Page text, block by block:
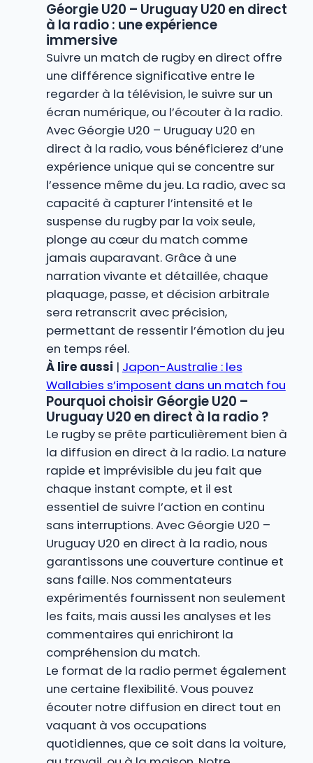
Géorgie U20 – Uruguay U20 en direct
à la radio : une expérience
immersive
Suivre un match de rugby en direct offre
une différence significative entre le
regarder à la télévision, le suivre sur un
écran numérique, ou l’écouter à la radio.
Avec Géorgie U20 – Uruguay U20 en
direct à la radio, vous bénéficierez d’une
expérience unique qui se concentre sur
l’essence même du jeu. La radio, avec sa
capacité à capturer l’intensité et le
suspense du rugby par la voix seule,
plonge au cœur du match comme
jamais auparavant. Grâce à une
narration vivante et détaillée, chaque
plaquage, passe, et décision arbitrale
sera retranscrit avec précision,
permettant de ressentir l’émotion du jeu
en temps réel.
À lire aussi | Japon-Australie : les
Wallabies s’imposent dans un match fou
Pourquoi choisir Géorgie U20 –
Uruguay U20 en direct à la radio ?
Le rugby se prête particulièrement bien à
la diffusion en direct à la radio. La nature
rapide et imprévisible du jeu fait que
chaque instant compte, et il est
essentiel de suivre l’action en continu
sans interruptions. Avec Géorgie U20 –
Uruguay U20 en direct à la radio, nous
garantissons une couverture continue et
sans faille. Nos commentateurs
expérimentés fournissent non seulement
les faits, mais aussi les analyses et les
commentaires qui enrichiront la
compréhension du match.
Le format de la radio permet également
une certaine flexibilité. Vous pouvez
écouter notre diffusion en direct tout en
vaquant à vos occupations
quotidiennes, que ce soit dans la voiture,